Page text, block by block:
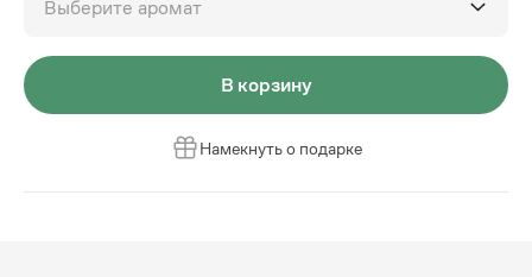
Выберите аромат
В корзину
Намекнуть о подарке